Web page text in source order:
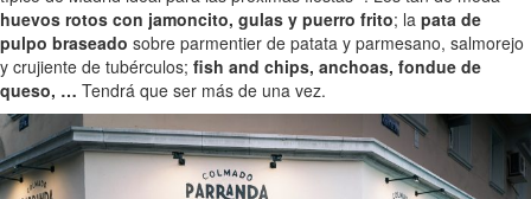
huevos rotos con jamoncito, gulas y puerro frito; la pata de
pulpo braseado sobre parmentier de patata y parmesano, salmorejo
y crujiente de tubérculos; fish and chips, anchoas, fondue de
queso, … Tendrá que ser más de una vez.